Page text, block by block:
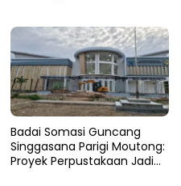
Badai Somasi Guncang
Singgasana Parigi Moutong:
Proyek Perpustakaan Jadi